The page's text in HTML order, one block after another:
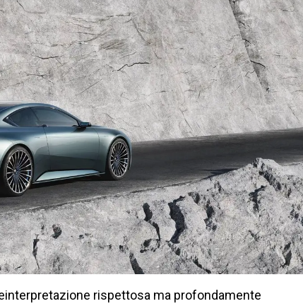
rispettosa ma profondamente